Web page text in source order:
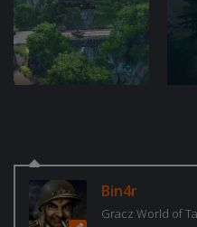
Bin4r
Gracz World of